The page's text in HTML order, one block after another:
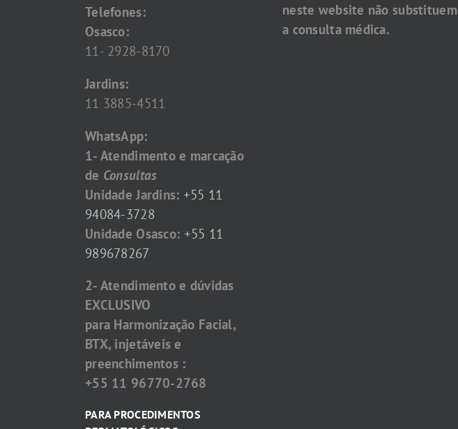
Telefones:
Osasco:
11- 2928-8170
Jardins:
11 3885-4511
WhatsApp:
1- Atendimento e marcação
de Consultas
Unidade Jardins: +55 11
94084-3728
Unidade Osasco: +55 11
989678267
2- Atendimento e dúvidas
EXCLUSIVO
para Harmonização Facial,
BTX, injetáveis e
preenchimentos :
+55 11 96770-2768
PARA PROCEDIMENTOS
neste website não substituem
a consulta médica.